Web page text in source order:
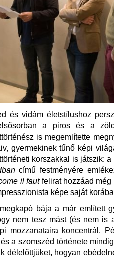
és vidám életstílushoz
a piros és a
is megemlítette
gyermekinek tűnő képi
korszakkal is játszik:
című festményére
il faut felirat hozzáad
képe saját
bája a már említett
nem tesz mást (és nem is
mozzanataira koncentrál.
a szomszéd története
délelőttjüket, hogyan